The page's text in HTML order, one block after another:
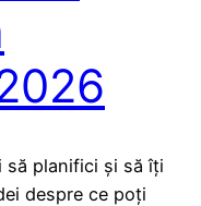
să planifici și să îți
despre ce poți